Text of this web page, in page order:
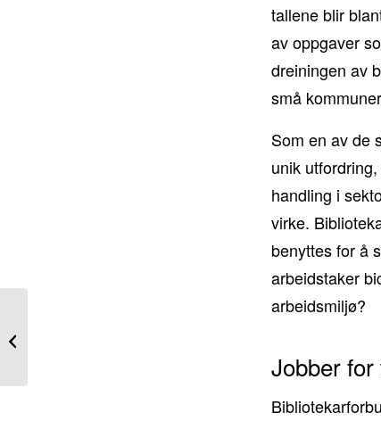
tallene blir
av oppgaver
dreiningen av
små
Som en av de
unik
handling i
virke.
benyttes for å
arbeidstaker
arbeidsmiljø?
Jobber